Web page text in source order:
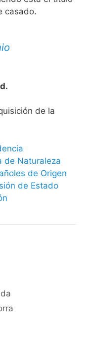
casado.
de la
de Naturaleza
de Origen
de Estado